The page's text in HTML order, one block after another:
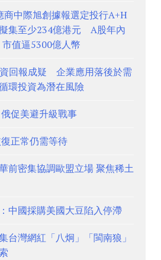
中際旭創據報選定投行A+H
集至少234億港元 A股年內
值逼5300億人幣
回報成疑 企業應用落後於需
環投資為潛在風險
促美避升級戰事
正常仍需等待
前密集協調歐盟立場 聚焦稀土
中國採購美國大豆陷入停滯
台灣網紅「八炯」「閩南狼」